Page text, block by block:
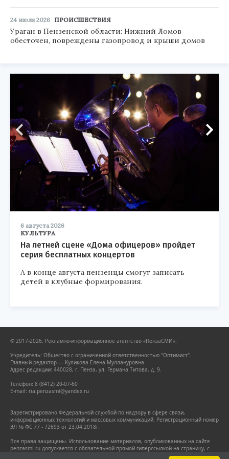
24 июля 2026 ПРОИСШЕСТВИЯ
Ураган в Пензенской области: Нижний Ломов
обесточен, повреждены газопровод и крыши домов
6 августа 2026
КУЛЬТУРА
На летней сцене «Дома офицеров» пройдет
серия бесплатных концертов
А в конце августа пензенцы смогут записать
детей в клубные формирования.
© 2017-2026, Рекламно-информационное агентство «ПензаСМИ».
Учредитель: Общество с ограниченной ответственностью "Оптимист".
Главный редактор — Куликова Елена Муллануровна.
Адрес редакции: 440028, г. Пенза, ул. Германа Титова, д. 9.
Телефон: 8 (8412) 20-07-60
E-mail: ria.penzasmi@yandex.ru
Зарегистрировано Федеральной службой по надзору в сфере связи,
информационных технологий и массовых коммуникаций. Регистрационный номер
ЭЛ № ФС 77 - 72693 от 23.04.2018г.
Все права защищены. Использование материалов, опубликованных на сайте
penzasmi.ru допускается с обязательной прямой гиперссылкой на страницу, с
которой заимствован материал. Гиперссылка должна размещаться